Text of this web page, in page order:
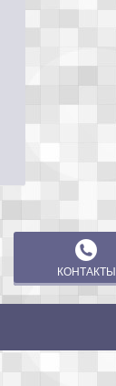
КОНТАКТЫ